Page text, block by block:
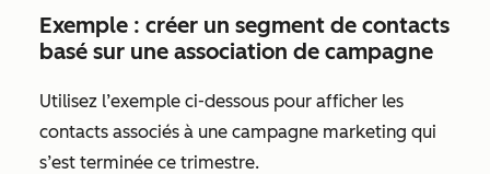
Exemple : créer un segment de contacts
basé sur une association de campagne
Utilisez l’exemple ci-dessous pour afficher les
contacts associés à une campagne marketing qui
s’est terminée ce trimestre.